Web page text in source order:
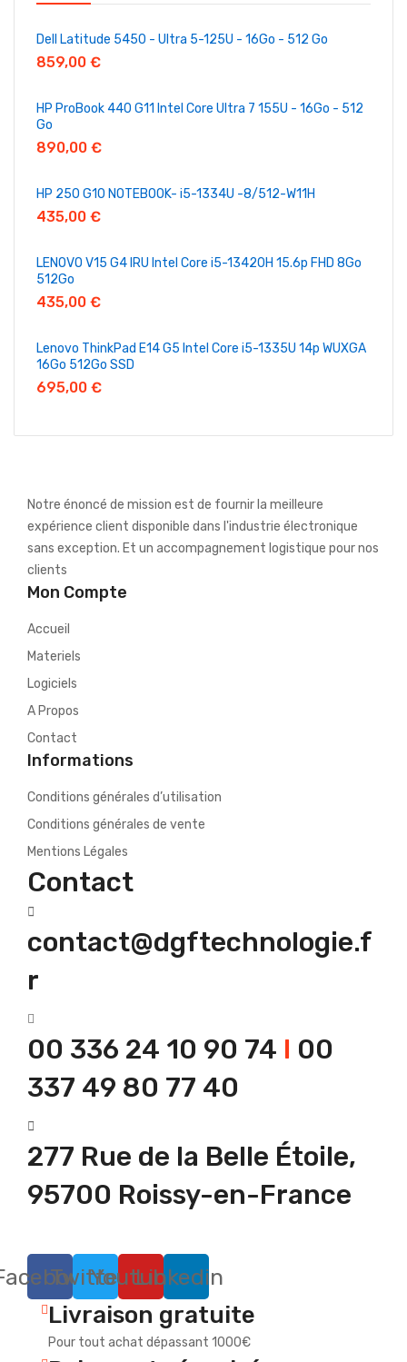
Dell Latitude 5450 - Ultra 5-125U - 16Go - 512 Go
859,00 €
HP ProBook 440 G11 Intel Core Ultra 7 155U - 16Go - 512
Go
890,00 €
HP 250 G10 NOTEBOOK- i5-1334U -8/512-W11H
435,00 €
LENOVO V15 G4 IRU Intel Core i5-13420H 15.6p FHD 8Go
512Go
435,00 €
Lenovo ThinkPad E14 G5 Intel Core i5-1335U 14p WUXGA
16Go 512Go SSD
695,00 €
Notre énoncé de mission est de fournir la meilleure
expérience client disponible dans l'industrie électronique
sans exception. Et un accompagnement logistique pour nos
clients
Mon Compte
Accueil
Materiels
Logiciels
A Propos
Contact
Informations
Conditions générales d’utilisation
Conditions générales de vente
Mentions Légales
Contact
contact@dgftechnologie.f
r
00 336 24 10 90 74 I 00
337 49 80 77 40
277 Rue de la Belle Étoile,
95700 Roissy-en-France
TwitterYoutubeLinkedin
Livraison gratuite
Pour tout achat dépassant 1000€